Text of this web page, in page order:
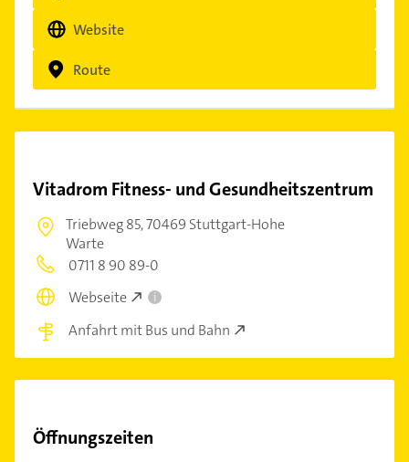
Website
Route
Vitadrom Fitness- und Gesundheitszentrum
Triebweg 85,70469 Stuttgart-Hohe
Warte
0711 8 90 89-0
Webseite
i
Anfahrt mit Bus und Bahn
Öffnungszeiten